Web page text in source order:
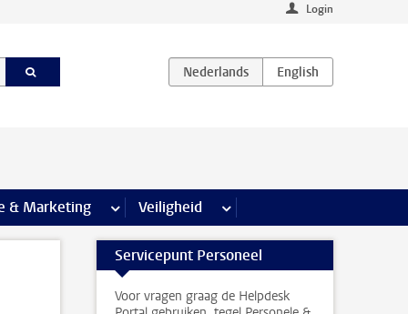
Login
& Marketing meer Communicatie & Marketing pagina’s
Veiligheid meer Veiligheid pagina’s
Servicepunt Personeel
Voor vragen graag de Helpdesk